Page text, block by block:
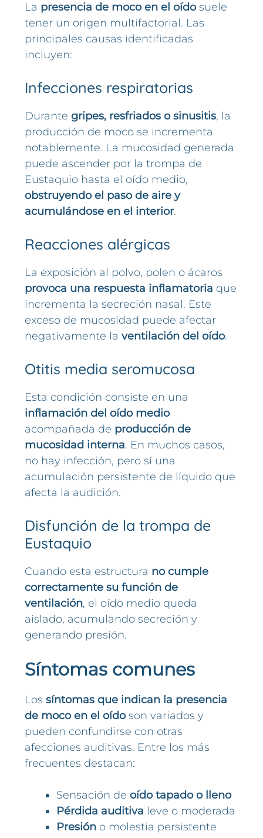
La presencia de moco en el oídosuele
tener un origen multifactorial. Las
principales causas identificadas
incluyen:
Infecciones respiratorias
Durantegripes, resfriados o sinusitis, la
producción de moco se incrementa
notablemente. La mucosidad generada
puede ascender por la trompa de
Eustaquio hasta el oído medio,
obstruyendo el paso de aire y
acumulándose en el interior.
Reacciones alérgicas
La exposición al polvo, polen o ácaros
provoca una respuesta inflamatoria que
incrementa la secreción nasal. Este
exceso de mucosidad puede afectar
negativamente laventilación del oído.
Otitis media seromucosa
Esta condición consiste en una
inflamación del oído medio
acompañada de producción de
mucosidad interna. En muchos casos,
no hay infección, pero sí una
acumulación persistente de líquido que
afecta la audición.
Disfunción de la trompa de
Eustaquio
Cuando esta estructura no cumple
correctamente su función de
ventilación, el oído medio queda
aislado, acumulando secreción y
generando presión.
Síntomas comunes
Lossíntomas que indican la presencia
de moco en el oídoson variados y
pueden confundirse con otras
afecciones auditivas. Entre los más
frecuentes destacan:
Sensación deoído tapado o lleno
Pérdida auditiva leve o moderada
Presión o molestia persistente